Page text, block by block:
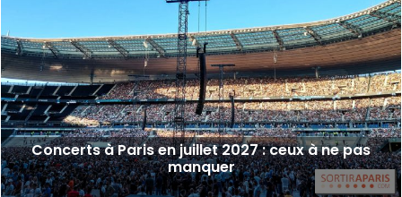
Concerts à Paris en juillet 2027 : ceux à ne pas
manquer